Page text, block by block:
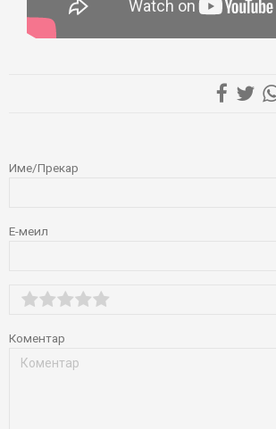
Име/Прекар
Е-меил
Коментар